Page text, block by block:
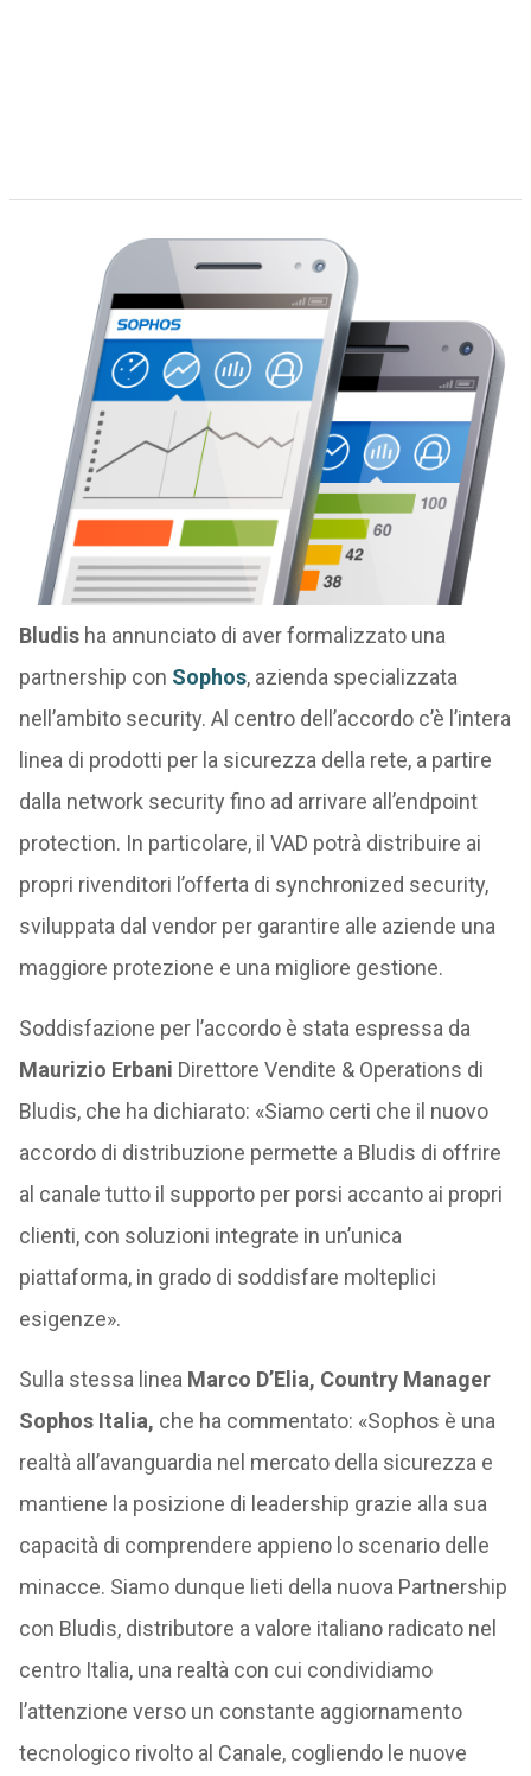
Bludisha annunciato di aver formalizzato una
partnership con Sophos, azienda specializzata
nell’ambito security. Al centro dell’accordo c’è l’intera
linea di prodotti per la sicurezza della rete, a partire
dalla network security fino ad arrivare all’endpoint
protection. In particolare, il VAD potrà distribuire ai
propri rivenditori l’offerta di synchronized security,
sviluppata dal vendor per garantire alle aziende una
maggiore protezione e una migliore gestione.
Soddisfazione per l’accordo è stata espressa da
Maurizio Erbani Direttore Vendite & Operations di
Bludis, che ha dichiarato: «Siamo certi che il nuovo
accordo di distribuzione permette a Bludis di offrire
al canale tutto il supporto per porsi accanto ai propri
clienti, con soluzioni integrate in un’unica
piattaforma, in grado di soddisfare molteplici
esigenze».
Sulla stessa linea Marco D’Elia, Country Manager
Sophos Italia, che ha commentato: «Sophos è una
realtà all’avanguardia nel mercato della sicurezza e
mantiene la posizione di leadership grazie alla sua
capacità di comprendere appieno lo scenario delle
minacce. Siamo dunque lieti della nuova Partnership
con Bludis, distributore a valore italiano radicato nel
centro Italia, una realtà con cui condividiamo
l’attenzione verso un constante aggiornamento
tecnologico rivolto al Canale, cogliendo le nuove